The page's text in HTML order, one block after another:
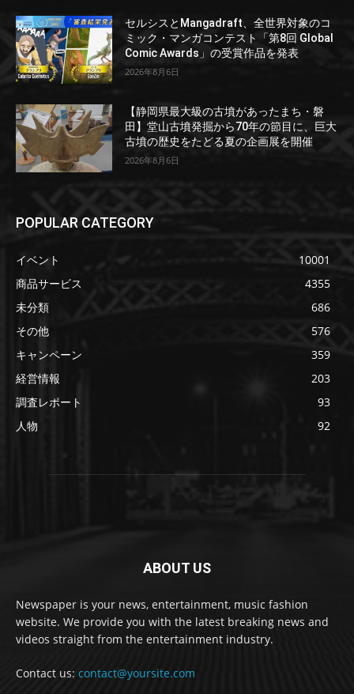
セルシスとMangadraft、全世界対象のコ
ミック・マンガコンテスト「第8回 Global
Comic Awards」の受賞作品を発表
2026年8月6日
【静岡県最大級の古墳があったまち・磐
田】堂山古墳発掘から70年の節目に、巨大
古墳の歴史をたどる夏の企画展を開催
2026年8月6日
POPULAR CATEGORY
イベント
10001
商品サービス
4355
未分類
686
その他
576
キャンペーン
359
経営情報
203
調査レポート
93
人物
92
ABOUT US
Newspaper is your news, entertainment, music fashion
website. We provide you with the latest breaking news and
videos straight from the entertainment industry.
Contact us: contact@yoursite.com